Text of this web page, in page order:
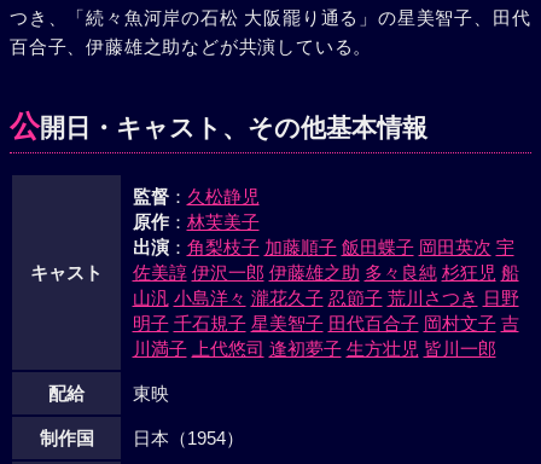
つき、「続々魚河岸の石松 大阪罷り通る」の星美智子、田代
百合子、伊藤雄之助などが共演している。
公開日・キャスト、その他基本情報
キャスト
監督： 久松静児
原作： 林芙美子
出演： 角梨枝子 加藤順子 飯田蝶子 岡田英次 宇
佐美諄 伊沢一郎 伊藤雄之助 多々良純 杉狂児 船
山汎 小島洋々 瀧花久子 忍節子 荒川さつき 日野
明子 千石規子 星美智子 田代百合子 岡村文子 吉
川満子
上代悠司 逢初夢子 生方壮児 皆川一郎
配給 東映
制作国 日本（1954）